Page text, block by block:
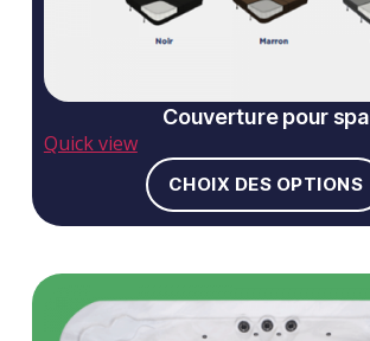
Couverture pour spa
Quick view
CHOIX DES OPTIONS